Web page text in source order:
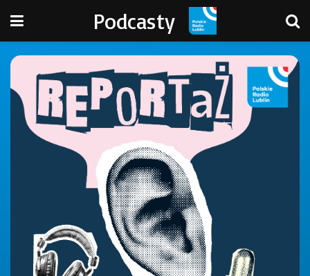
Podcasty